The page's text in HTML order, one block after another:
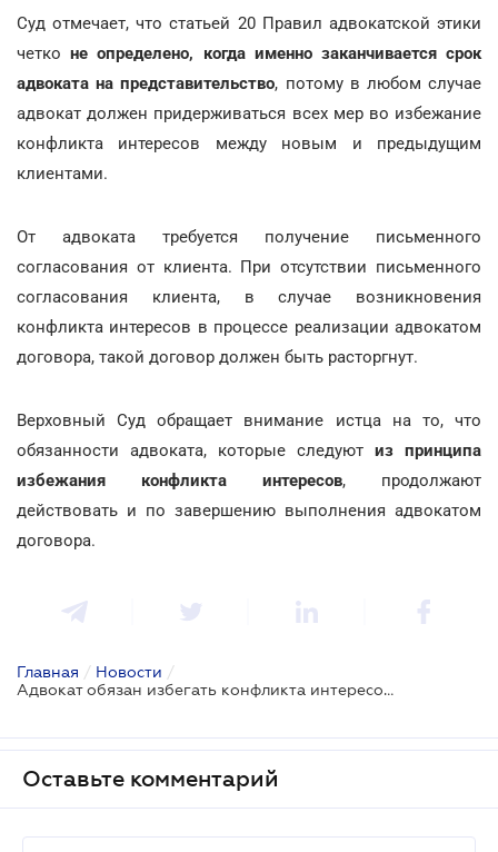
Суд отмечает, что статьей 20 Правил адвокатской этики
четконе определено, когда именно заканчивается срок
адвоката на представительство, потому в любом случае
адвокат должен придерживаться всех мер во избежание
конфликта интересов между новым и предыдущим
клиентами.
От адвоката требуется получение письменного
согласования от клиента. При отсутствии письменного
согласования клиента, в случае возникновения
конфликта интересов в процессе реализации адвокатом
договора, такой договор должен быть расторгнут.
Верховный Суд обращает внимание истца на то, что
обязанности адвоката, которые следуют из принципа
избежания конфликта интересов, продолжают
действовать и по завершению выполнения адвокатом
договора.
Главная / Новости /
Адвокат обязан избегать конфликта интересов и после прекращения действия договора - ВС
Оставьте комментарий